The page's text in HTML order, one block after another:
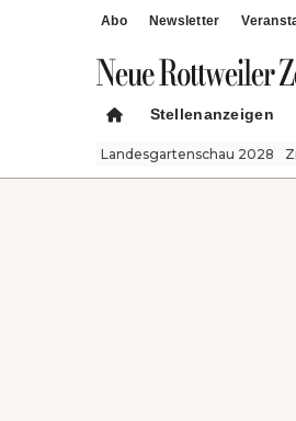
Abo Newsletter
Stellenanzeigen
Landesgartenschau 2028